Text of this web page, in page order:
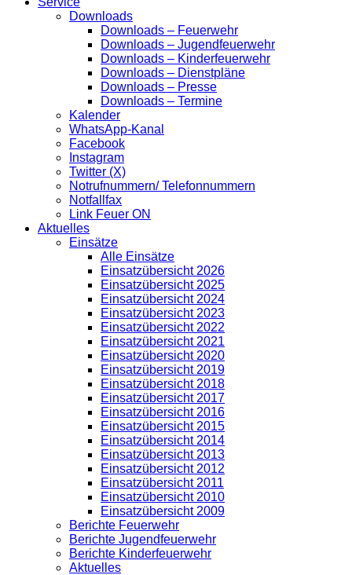
Downloads
Downloads – Feuerwehr
Downloads – Jugendfeuerwehr
Downloads – Kinderfeuerwehr
Downloads – Dienstpläne
Downloads – Presse
Downloads – Termine
Kalender
WhatsApp-Kanal
Facebook
Instagram
Twitter (X)
Notrufnummern/ Telefonnummern
Notfallfax
Link Feuer ON
Aktuelles
Einsätze
Alle Einsätze
Einsatzübersicht 2026
Einsatzübersicht 2025
Einsatzübersicht 2024
Einsatzübersicht 2023
Einsatzübersicht 2022
Einsatzübersicht 2021
Einsatzübersicht 2020
Einsatzübersicht 2019
Einsatzübersicht 2018
Einsatzübersicht 2017
Einsatzübersicht 2016
Einsatzübersicht 2015
Einsatzübersicht 2014
Einsatzübersicht 2013
Einsatzübersicht 2012
Einsatzübersicht 2011
Einsatzübersicht 2010
Einsatzübersicht 2009
Berichte Feuerwehr
Berichte Jugendfeuerwehr
Berichte Kinderfeuerwehr
Aktuelles